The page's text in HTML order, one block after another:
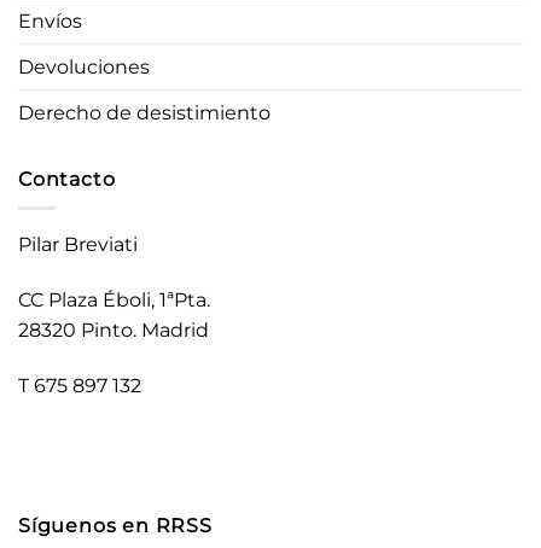
Envíos
Devoluciones
Derecho de desistimiento
Contacto
Pilar Breviati
CC Plaza Éboli, 1ªPta.
28320 Pinto. Madrid
T 675 897 132
Síguenos en RRSS